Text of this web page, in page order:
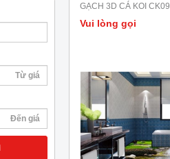
GẠCH 3D CÁ KOI CK09
Vui lòng gọi